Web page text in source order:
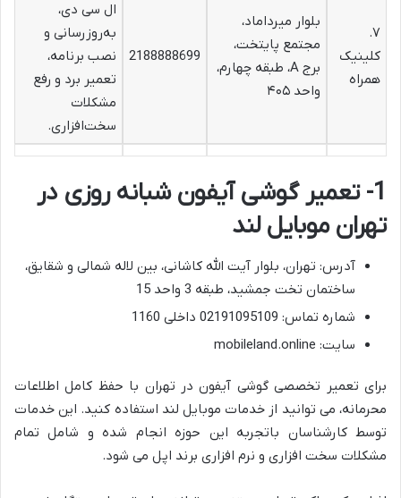
۷.
کلینیک
همراه
بلوار میرداماد،
مجتمع پایتخت،
برج A، طبقه چهارم،
واحد ۴۰۵
2188888699
ال سی دی،
به‌روزرسانی و
نصب برنامه،
تعمیر برد و رفع
مشکلات
سخت‌افزاری.
1- تعمیر گوشی آیفون شبانه روزی در
تهران موبایل لند
آدرس: تهران، بلوار آیت الله کاشانی، بین لاله شمالی و شقایق،
ساختمان تخت جمشید، طبقه 3 واحد 15
شماره تماس: 02191095109 داخلی 1160
سایت: mobileland.online
برای تعمیر تخصصی گوشی آیفون در تهران با حفظ کامل اطلاعات
محرمانه، می توانید از خدمات موبایل لند استفاده کنید. این خدمات
توسط کارشناسان باتجربه این حوزه انجام شده و شامل تمام
مشکلات سخت افزاری و نرم افزاری برند اپل می شود.